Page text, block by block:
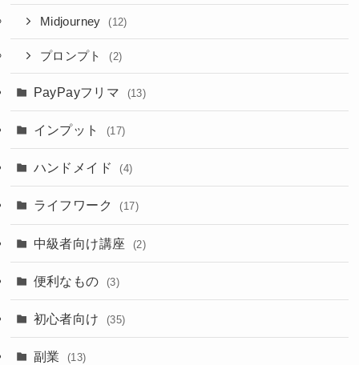
Midjourney (12)
プロンプト (2)
PayPayフリマ (13)
インプット (17)
ハンドメイド (4)
ライフワーク (17)
中級者向け講座 (2)
便利なもの (3)
初心者向け (35)
副業 (13)